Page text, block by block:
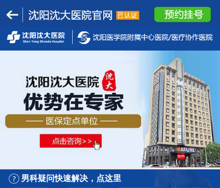
男科疑问快速解决，点这里